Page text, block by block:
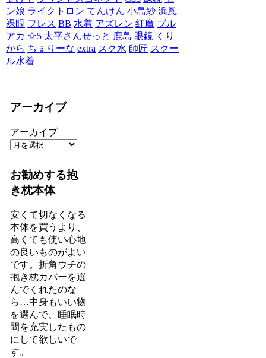
ン娘 ライクトロン てんけん 小島紗 浜風
裸眼 フレス BB 水着 アズレン 紅魔 ブル
アカ ☆5 太平さんせっと 鹿島 眼鏡 くり
から ちぇりーな extra スク水 師匠 スクー
ル水着
アーカイブ
アーカイブ
お勧めする抱
き枕本体
安くて切なくなる
本体を買うより、
高くても使い心地
の良いものがよい
です。折角ウチの
抱き枕カバーを選
んでくれたのな
ら…中身もいい物
を選んで、睡眠時
間を充実したもの
にして欲しいで
す。